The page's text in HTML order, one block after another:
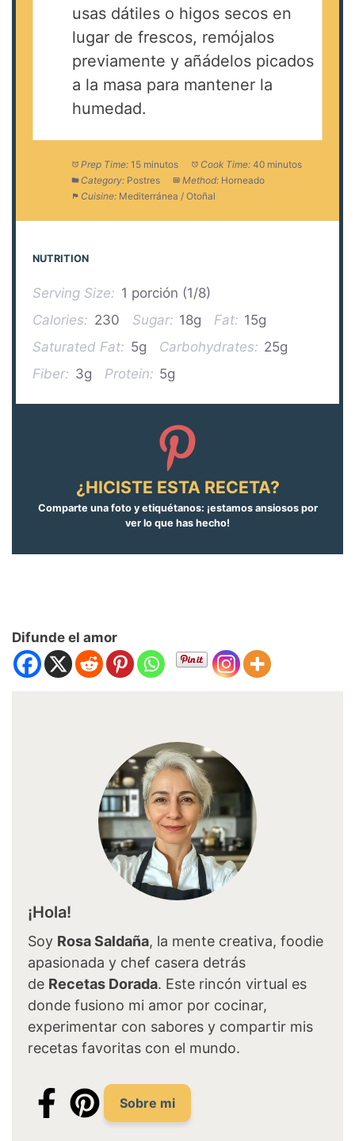
usas dátiles o higos secos en
lugar de frescos, remójalos
previamente y añádelos picados
a la masa para mantener la
humedad.
Prep Time: 15 minutos Cook Time: 40 minutos
Category: Postres Method: Horneado
Cuisine: Mediterránea / Otoñal
NUTRITION
Serving Size: 1 porción (1/8)
Calories: 230 Sugar: 18g Fat: 15g
Saturated Fat: 5g Carbohydrates: 25g
Fiber: 3g Protein: 5g
¿HICISTE ESTA RECETA?
Comparte una foto y etiquétanos: ¡estamos ansiosos por
ver lo que has hecho!
Difunde el amor
¡Hola!
Soy Rosa Saldaña, la mente creativa, foodie
apasionada y chef casera detrás
de Recetas Dorada. Este rincón virtual es
donde fusiono mi amor por cocinar,
experimentar con sabores y compartir mis
recetas favoritas con el mundo.
Sobre mi